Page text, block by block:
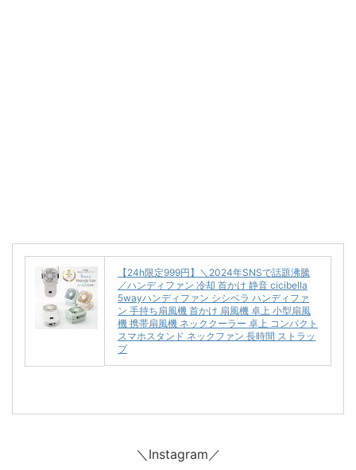
【24h限定999円】＼2024年SNSで話題沸騰
／ハンディファン 冷却 首かけ 静音 cicibella
5wayハンディファン シシベラ ハンディファ
ン 手持ち扇風機 首かけ 扇風機 卓上 小型扇風
機 携帯扇風機 ネッククーラー 卓上 コンパクト
スマホスタンド ネックファン 長時間 ストラッ
プ
＼Instagram／